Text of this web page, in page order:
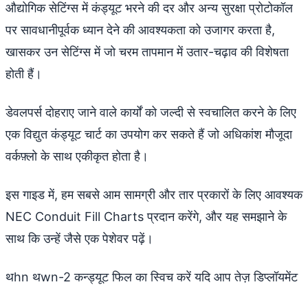
औद्योगिक सेटिंग्स में कंड्यूट भरने की दर और अन्य सुरक्षा प्रोटोकॉल
पर सावधानीपूर्वक ध्यान देने की आवश्यकता को उजागर करता है,
खासकर उन सेटिंग्स में जो चरम तापमान में उतार-चढ़ाव की विशेषता
होती हैं।
डेवलपर्स दोहराए जाने वाले कार्यों को जल्दी से स्वचालित करने के लिए
एक विद्युत कंड्यूट चार्ट का उपयोग कर सकते हैं जो अधिकांश मौजूदा
वर्कफ़्लो के साथ एकीकृत होता है।
इस गाइड में, हम सबसे आम सामग्री और तार प्रकारों के लिए आवश्यक
NEC Conduit Fill Charts प्रदान करेंगे, और यह समझाने के
साथ कि उन्हें जैसे एक पेशेवर पढ़ें।
थhn थwn-2 कन्ड्यूट फिल का स्विच करें यदि आप तेज़ डिप्लॉयमेंट